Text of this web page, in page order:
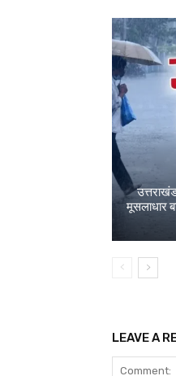
मूसलाधार
LEAVE A